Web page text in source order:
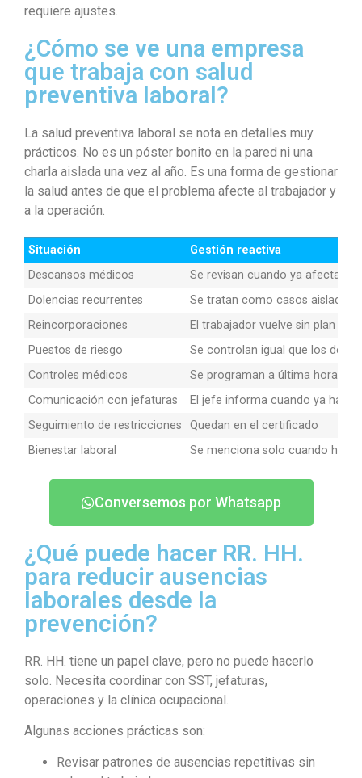
requiere ajustes.
¿Cómo se ve una empresa
que trabaja con salud
preventiva laboral?
La salud preventiva laboral se nota en detalles muy
prácticos. No es un póster bonito en la pared ni una
charla aislada una vez al año. Es una forma de gestionar
la salud antes de que el problema afecte al trabajador y
a la operación.
Situación
Gestión reactiva
Descansos médicos
Se revisan cuando ya afectaron
Dolencias recurrentes
Se tratan como casos aislados
Reincorporaciones
El trabajador vuelve sin plan
Puestos de riesgo
Se controlan igual que los
Controles médicos
Se programan a última hora
Comunicación con jefaturas
El jefe informa cuando ya hay
Seguimiento de restricciones
Quedan en el certificado
Bienestar laboral
Se menciona solo cuando hay
Conversemos por Whatsapp
¿Qué puede hacer RR. HH.
para reducir ausencias
laborales desde la
prevención?
RR. HH. tiene un papel clave, pero no puede hacerlo
solo. Necesita coordinar con SST, jefaturas,
operaciones y la clínica ocupacional.
Algunas acciones prácticas son:
Revisar patrones de ausencias repetitivas sin